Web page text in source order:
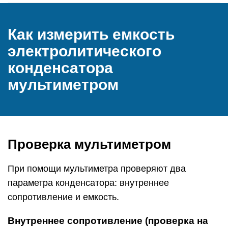
Как измерить емкость
электролитического
конденсатора
мультиметром
Проверка мультиметром
При помощи мультиметра проверяют два
параметра конденсатора: внутреннее
сопротивление и емкость.
Внутреннее сопротивление (проверка на